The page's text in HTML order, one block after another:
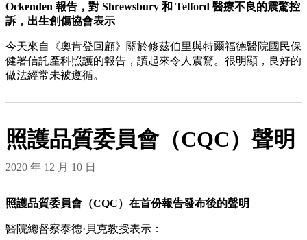
Ockenden 報告，對 Shrewsbury 和 Telford 醫療不良的震驚控
訴，出生創傷協會表示
今天來自《奧肯登回顧》關於修茲伯里與特爾福德醫院國民保
健署信託產科照護的報告，讀起來令人震驚。很明顯，良好的
做法經常未被遵循。
照護品質委員會（CQC）聲明
2020 年 12 月 10 日
照護品質委員會（CQC）在首份報告發布後的聲明
醫院總督察泰德·貝克教授表示：